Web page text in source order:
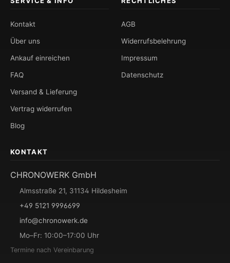
Kontakt
Über uns
Ankauf einreichen
FAQ
Versand & Lieferung
Vertrag widerrufen
Blog
AGB
Widerrufsbelehrung
Impressum
Datenschutz
KONTAKT
CHRONOWERK GmbH
Almsstraße 21, 31134 Hildesheim
+49 5121 9996699
info@chronowerk.de
Mo–Fr: 10:00–17:00 Uhr
Termine nach Vereinbarung